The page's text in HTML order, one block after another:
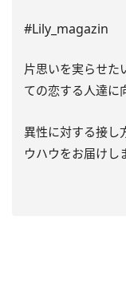
#Lily_magazin
片思いを実らせ
ての恋する人達に
異性に対する接し
ウハウをお届けし